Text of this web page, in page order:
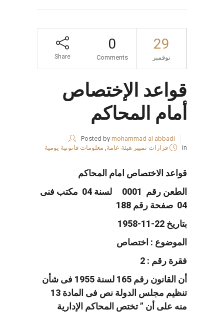
29
نوفمبر
0
Comments
Share
قواعد الإختصاص
أمام المحاكم
Posted by mohammad al abbadi
in
قرارات تمييز هيئة عامة, معلومات قانونية يومية
قواعد الاختصاص امام المحاكم
الطعن رقم 0001 لسنة 04 مكتب فنى
04 صفحة رقم 188
بتاريخ 22-11-1958
الموضوع : اختصاص
فقرة رقم : 2
أن القانون رقم 165 لسنة 1955 فى شأن
تنظيم مجلس الدولة نص فى المادة 13
منه على أن ” تختص المحاكم الإدارية